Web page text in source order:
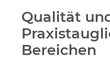
Qualität
Bereichen